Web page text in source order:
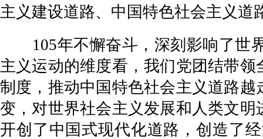
主义建设道路、中国特色社会主义道
105年不懈奋斗，深刻影响了世界
主义运动的维度看，我们党团结带
制度，推动中国特色社会主义道路
变，对世界社会主义发展和人类文
开创了中国式现代化道路，创造了